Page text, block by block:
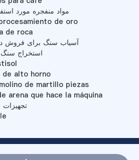
مواد منفجره مورد
de oro
de roca
آسیاب سنگ برای فروش
استخراج
de alto horno
de martillo piezas
arena que hace la máquina